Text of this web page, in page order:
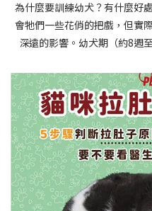
為什麼要訓練幼犬？有什麼好
會牠們一些花俏的把戲，但實
深遠的影響。幼犬期（約8週
的行為問題，並建立人犬間的
透過基礎訓練，幼犬能學會
像是「不」和「放下」等指
質，有效降低居家意外風險。
慣，讓家中環境保持乾淨舒適
建立一種共同語言，幫助你和
應你的指令，不只增加了互動
位。正向獎勵式訓練更能培養